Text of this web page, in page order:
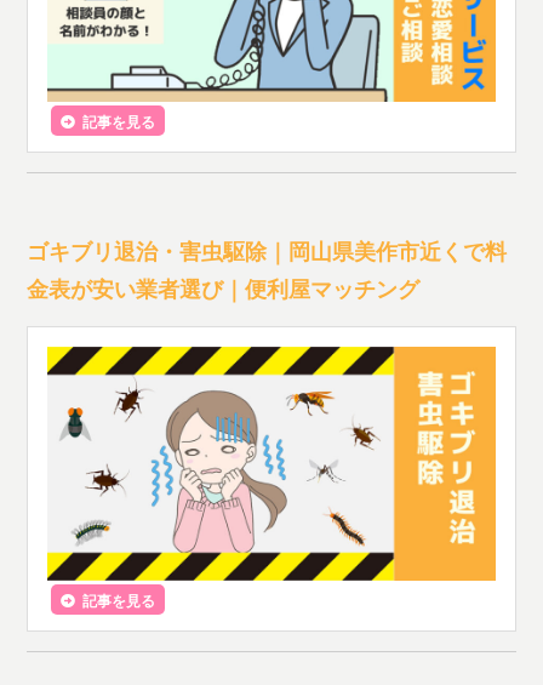
記事を見る
ゴキブリ退治・害虫駆除｜岡山県美作市近くで料
金表が安い業者選び｜便利屋マッチング
記事を見る